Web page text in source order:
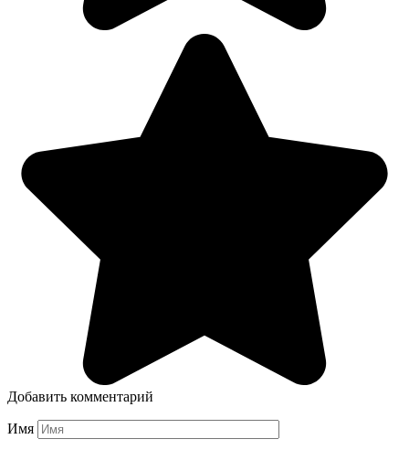
Добавить комментарий
Имя